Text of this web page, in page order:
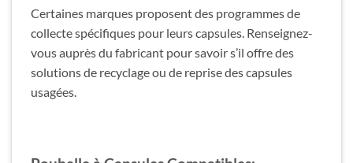
Certaines marques proposent des programmes de
collecte spécifiques pour leurs capsules. Renseignez-
vous auprès du fabricant pour savoir s’il offre des
solutions de recyclage ou de reprise des capsules
usagées.